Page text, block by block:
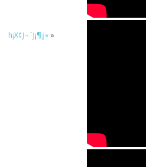
h¡X¢J¬¨J¡¶¡j« »